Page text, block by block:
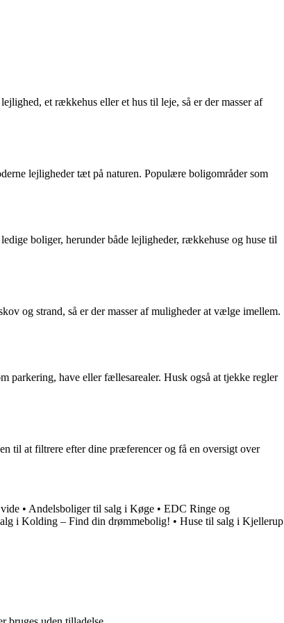
et rækkehus eller et hus til leje, så er der masser af
lejligheder tæt på naturen. Populære boligområder som
boliger, herunder både lejligheder, rækkehuse og huse til
og strand, så er der masser af muligheder at vælge imellem.
parkering, have eller fællesarealer. Husk også at tjekke regler
til at filtrere efter dine præferencer og få en oversigt over
• Andelsboliger til salg i Køge • EDC Ringe og
i Kolding – Find din drømmebolig! • Huse til salg i Kjellerup